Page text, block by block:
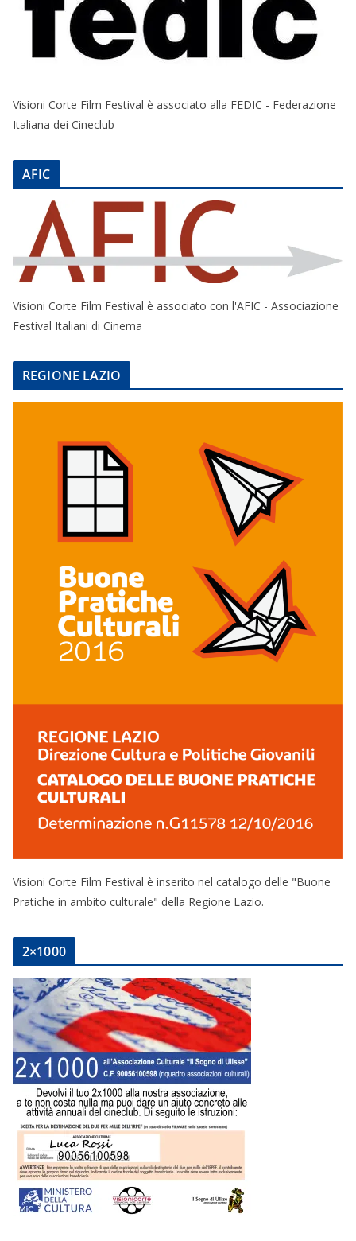
Visioni Corte Film Festival è associato alla FEDIC - Federazione
Italiana dei Cineclub
AFIC
Visioni Corte Film Festival è associato con l'AFIC - Associazione
Festival Italiani di Cinema
REGIONE LAZIO
Visioni Corte Film Festival è inserito nel catalogo delle "Buone
Pratiche in ambito culturale" della Regione Lazio.
2×1000